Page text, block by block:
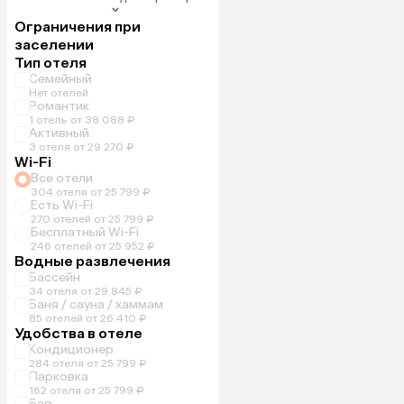
Ограничения при
заселении
Тип отеля
Семейный
Нет отелей
Романтик
1 отель от 38 088 ₽
Активный
3 отеля от 29 270 ₽
Wi-Fi
Все отели
304 отеля от 25 799 ₽
Есть Wi-Fi
270 отелей от 25 799 ₽
Бесплатный Wi-Fi
246 отелей от 25 952 ₽
Водные развлечения
Бассейн
34 отеля от 29 845 ₽
Баня / сауна / хаммам
85 отелей от 26 410 ₽
Удобства в отеле
Кондиционер
284 отеля от 25 799 ₽
Парковка
162 отеля от 25 799 ₽